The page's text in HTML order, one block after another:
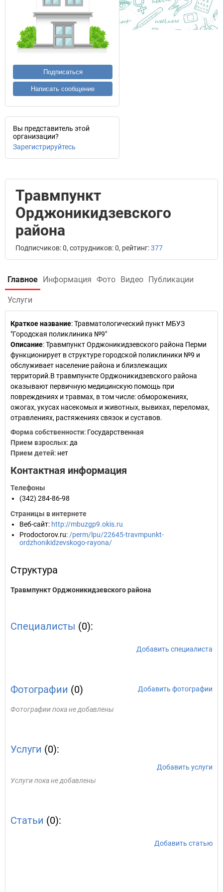
Подписаться
Написать сообщение
Вы представитель этой
организации?
Зарегистрируйтесь
Травмпункт
Орджоникидзевского
района
Подписчиков: 0, сотрудников: 0, рейтинг:377
Главное Информация Фото Видео Публикации
Услуги
Краткое название:Травматологический пункт МБУЗ
"Городская поликлиника №9"
Описание: Травмпункт Орджоникидзевского района Перми
функционирует в структуре городской поликлиники №9 и
обслуживает население района и близлежащих
территорий.В травмпункте Орджоникидзевского района
оказывают первичную медицинскую помощь при
повреждениях и травмах, в том числе: обморожениях,
ожогах, укусах насекомых и животных, вывихах, переломах,
отравлениях, растяжениях связок и суставов.
Форма собственности: Государственная
Прием взрослых: да
Прием детей: нет
Контактная информация
Телефоны
(342) 284-86-98
Страницы в интернете
Веб-сайт: http://mbuzgp9.okis.ru
Prodoctorov.ru: /perm/lpu/22645-travmpunkt-
ordzhonikidzevskogo-rayona/
Структура
Травмпункт Орджоникидзевского района
Специалисты (0):
Добавить специалиста
Фотографии (0) Добавить фотографии
Фотографии пока не добавлены
Услуги (0):
Добавить услуги
Услуги пока не добавлены
Статьи (0):
Добавить статью